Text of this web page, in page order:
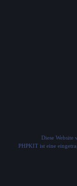
Diese Website
PHPKIT ist eine